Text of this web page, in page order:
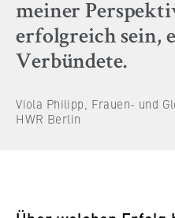
meiner
erfolgreich sein,
Verbündete.
Viola Philipp, Frauen- und
HWR Berlin